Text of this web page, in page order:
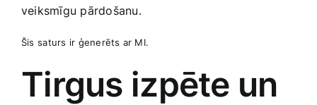
veiksmīgu pārdošanu.
Šis⁤ saturs‌ ir ģenerēts ar MI.
Tirgus ‌izpēte un⁣